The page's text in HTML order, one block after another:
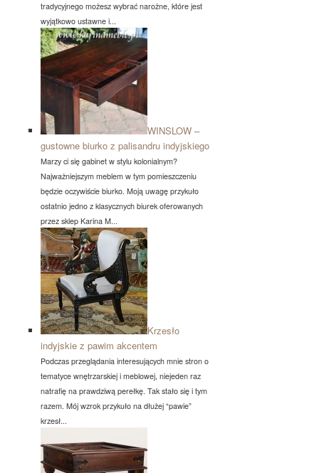
tradycyjnego możesz wybrać narożne, które jest
wyjątkowo ustawne i...
WINSLOW –
gustowne biurko z palisandru indyjskiego
Marzy ci się gabinet w stylu kolonialnym?
Najważniejszym meblem w tym pomieszczeniu
będzie oczywiście biurko. Moją uwagę przykuło
ostatnio jedno z klasycznych biurek oferowanych
przez sklep Karina M...
Krzesło
indyjskie z pawim akcentem
Podczas przeglądania interesujących mnie stron o
tematyce wnętrzarskiej i meblowej, niejeden raz
natrafię na prawdziwą perełkę. Tak stało się i tym
razem. Mój wzrok przykuło na dłużej “pawie”
krzesł...